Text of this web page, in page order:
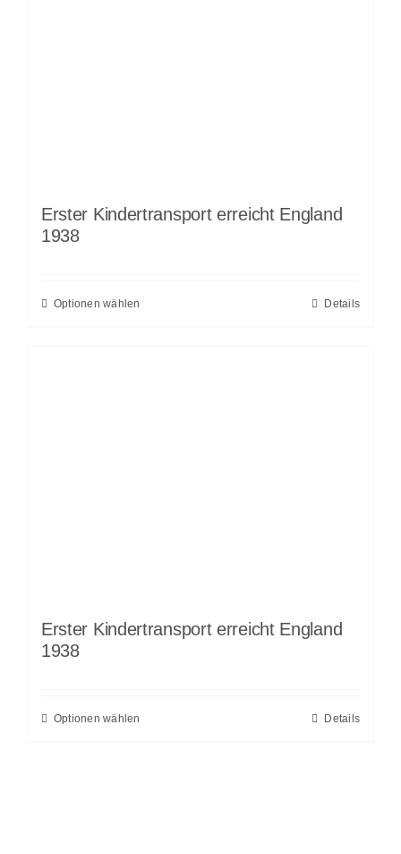
Erster Kindertransport erreicht England
1938
Optionen wählen Details
Erster Kindertransport erreicht England
1938
Optionen wählen Details